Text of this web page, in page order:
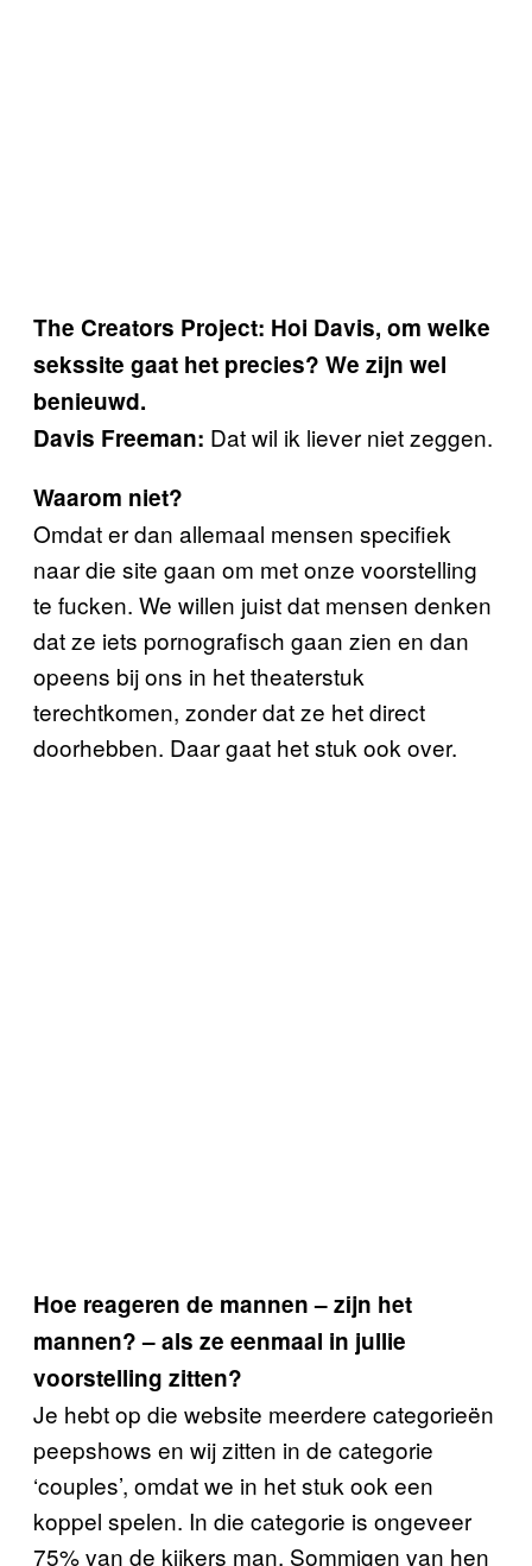
The Creators Project: Hoi Davis, om welke
sekssite gaat het precies? We zijn wel
benieuwd.
Davis Freeman: Dat wil ik liever niet zeggen.
Waarom niet?
Omdat er dan allemaal mensen specifiek
naar die site gaan om met onze voorstelling
te fucken. We willen juist dat mensen denken
dat ze iets pornografisch gaan zien en dan
opeens bij ons in het theaterstuk
terechtkomen, zonder dat ze het direct
doorhebben. Daar gaat het stuk ook over.
Hoe reageren de mannen – zijn het
mannen? – als ze eenmaal in jullie
voorstelling zitten?
Je hebt op die website meerdere categorieën
peepshows en wij zitten in de categorie
‘couples’, omdat we in het stuk ook een
koppel spelen. In die categorie is ongeveer
75% van de kijkers man. Sommigen van hen